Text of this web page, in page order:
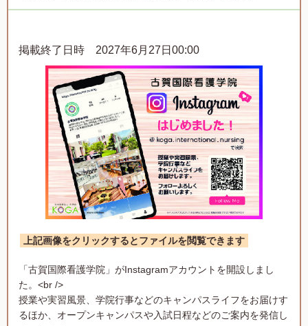
掲載終了日時 2027年6月27日00:00
上記画像をクリックするとファイルを閲覧できます
「古賀国際看護学院」がInstagramアカウントを開設しまし
た。<br />
授業や実習風景、学院行事などのキャンパスライフをお届けす
るほか、オープンキャンパスや入試日程などのご案内を発信し